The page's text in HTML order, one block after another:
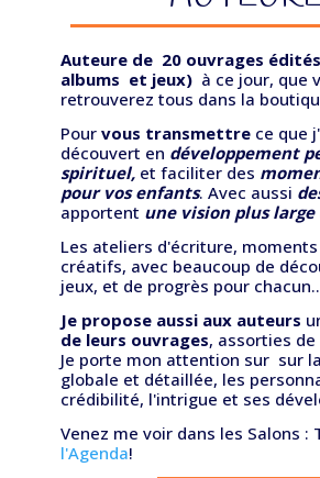
Auteure de 20 ouvrages
albums et jeux)à ce jour, que
retrouverez tous dans la
Pour vous transmettrece que
découvert en développement
spirituel,et faciliter des
pour vos enfants. Avec aussi
apportent une vision plus large
Les ateliers d'écriture,
créatifs, avec beaucoup de
jeux, et de progrès pour
Je propose aussi aux auteurs
de leurs ouvrages, assorties
Je porte mon attention sur sur
globale et détaillée, les
crédibilité, l'intrigue et ses
Venez me voir dans les Salons :
l'Agenda!